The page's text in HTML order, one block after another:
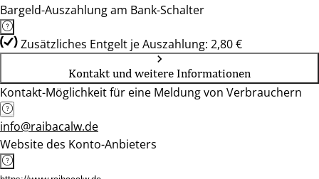
Bargeld-Auszahlung am Bank-Schalter
Zusätzliches Entgelt je Auszahlung: 2,80 €
Kontakt und weitere Informationen
Kontakt-Möglichkeit für eine Meldung von Verbrauchern
info@raibacalw.de
Website des Konto-Anbieters